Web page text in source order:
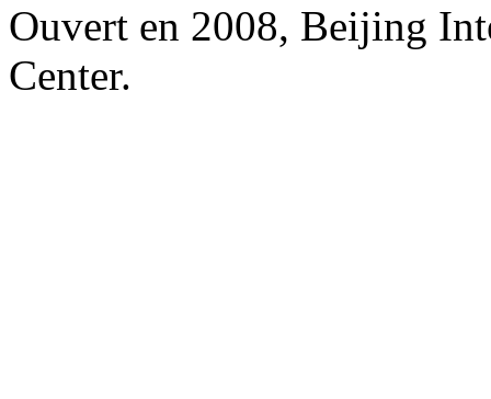
Ouvert en 2008, Beijing
Center.